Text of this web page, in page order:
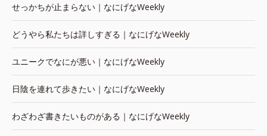
せっかちが止まらない｜なにげなWeekly
どうやら私たちは詳しすぎる｜なにげなWeekly
ユニークでなにが悪い｜なにげなWeekly
日陰を連れて歩きたい｜なにげなWeekly
わざわざ書きたいものがある｜なにげなWeekly